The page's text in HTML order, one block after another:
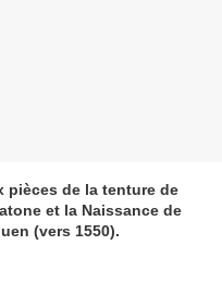
pièces de la tenture de
et la Naissance de
(vers 1550).